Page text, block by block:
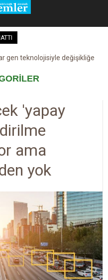
ve kobay!
'yapay
ama
yok